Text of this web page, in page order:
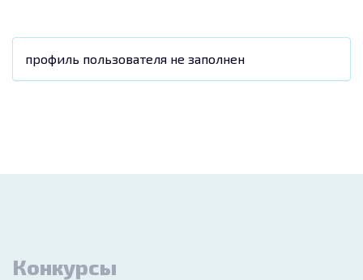
профиль пользователя не заполнен
Конкурсы